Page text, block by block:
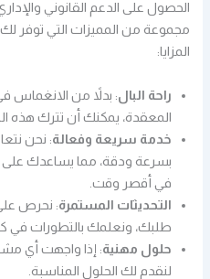
الحصول على الدعم القانوني
مجموعة من المميزات التي
المزايا:
راحة البال: بدلاً من الانغماس
المعقدة، يمكنك أن تترك هذه
خدمة سريعة وفعالة: نحن
بسرعة ودقة، مما يساعدك على
في أقصر وقت.
التحديثات المستمرة: نحرص
طلبك، ونعلمك بالتطورات في
حلول مهنية: إذا واجهت أي
لنقدم لك الحلول المناسبة.